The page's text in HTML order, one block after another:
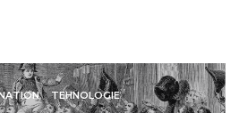
TEHNOLOGIE